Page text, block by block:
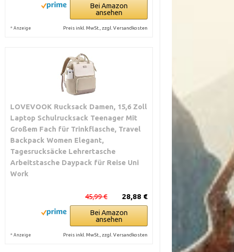
Bei Amazon
ansehen
* Anzeige Preis inkl. MwSt., zzgl. Versandkosten
LOVEVOOK Rucksack Damen, 15,6 Zoll
Laptop Schulrucksack Teenager Mit
Großem Fach für Trinkflasche, Travel
Backpack Women Elegant,
Tagesrucksäcke Lehrertasche
Arbeitstasche Daypack für Reise Uni
Work
28,88 €
45,99 €
Bei Amazon
ansehen
* Anzeige Preis inkl. MwSt., zzgl. Versandkosten